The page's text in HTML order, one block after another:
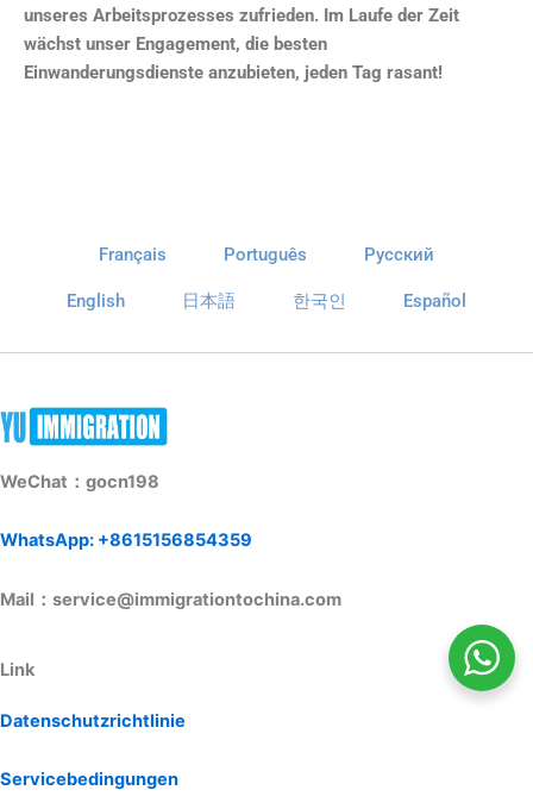
unseres Arbeitsprozesses zufrieden. Im Laufe der Zeit
wächst unser Engagement, die besten
Einwanderungsdienste anzubieten, jeden Tag rasant!
Français Português Русский
English 日本語 한국인 Español
WeChat：gocn198
WhatsApp: +8615156854359
Mail：service@immigrationtochina.com
Link
Datenschutzrichtlinie
Servicebedingungen